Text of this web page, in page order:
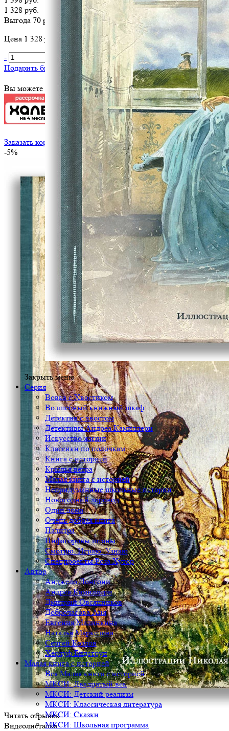
Закрыть меню
Серия
Вовка с Хвостиком
Волшебный книжный шкаф
Детектив с хвостом
Детективы Андреа Камиллери
Искусство жизни
Классики по полочкам
Книга с историей
Крылья ветра
Малая книга с историей
Непридуманные школьные истории
Новогодний хоровод
Один дома
Очень добрая книга
Палитра
Пифагоровы штаны
Смотрю. Играю. Узнаю
Спецпроекты Роза Хутор
Автор
Анджело Лонгони
Андреа Камиллери
Дмитрий Овсянников
Доброчасова Аня
Евгения Малинкина
Наталья Маркелова
Сергей Козлов
Херлуф Бидструп
Малая книга с историей
Вся Малая книга с историей
МКСИ: Двадцатый век
МКСИ: Детский реализм
МКСИ: Классическая литература
МКСИ: Сказки
МКСИ: Школьная программа
1 328 руб.
Выгода 70 руб.
Цена 1 328 руб. за 1 шт
-
+ В корзину
Подарить библиотеке?
Вы можете оплатить эту книгу картой
Заказать корпоративный тираж
-5%
Читать отрывок
Видеолисталка